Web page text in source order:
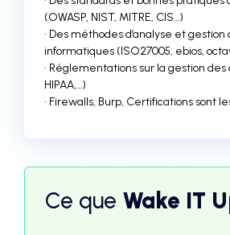
(OWASP, NIST, MITRE, CIS…)
• Des méthodes d’analyse et gestion
informatiques (ISO27005, ebios,
• Réglementations sur la gestion des
HIPAA,…)
• Firewalls, Burp, Certifications sont
Ce que Wake IT